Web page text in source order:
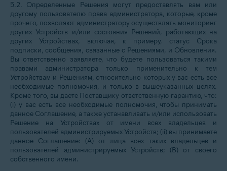
5.2. Определенные Решения могут предоставлять вам или
другому пользователю права администратора, которые, кроме
прочего, позволяют администратору осуществлять мониторинг
других Устройств и/или состояния Решений, работающих на
других Устройствах, включая, к примеру, статус Срока
подписки, сообщения, связанные с Решениями, и Обновления.
Вы ответственно заявляете, что будете пользоваться такими
правами администратора только применительно к тем
Устройствам и Решениям, относительно которых у вас есть все
необходимые полномочия, и только в вышеуказанных целях.
Кроме того, вы даете Поставщику ответственную гарантию, что:
(i) у вас есть все необходимые полномочия, чтобы принимать
данное Соглашение, а также устанавливать и/или использовать
Решение на Устройствах от имени всех владельцев и
пользователей администрируемых Устройств; (ii) вы принимаете
данное Соглашение: (A) от лица всех таких владельцев и
пользователей администрируемых Устройств; (B) от своего
собственного имени.